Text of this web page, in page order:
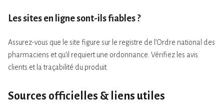
Les sites en ligne sont-ils fiables ?
Assurez-vous que le site figure sur le registre de l’Ordre national des
pharmaciens et qu’il requiert une ordonnance. Vérifiez les avis
clients et la traçabilité du produit.
Sources officielles & liens utiles